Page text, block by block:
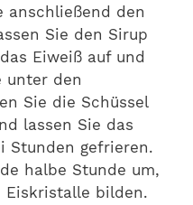
anschließend den
Sie den Sirup
Eiweiß auf und
unter den
Sie die Schüssel
lassen Sie das
Stunden gefrieren.
halbe Stunde um,
Eiskristalle bilden.